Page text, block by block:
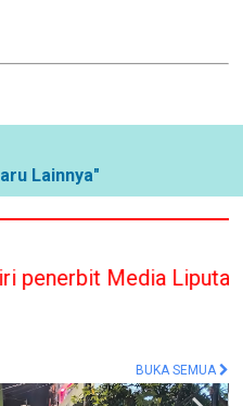
Lainnya"
Liputan Indonesia
BUKA SEMUA